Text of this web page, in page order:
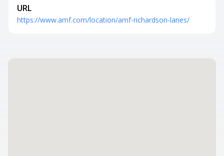
URL
https://www.amf.com/location/amf-richardson-lanes/